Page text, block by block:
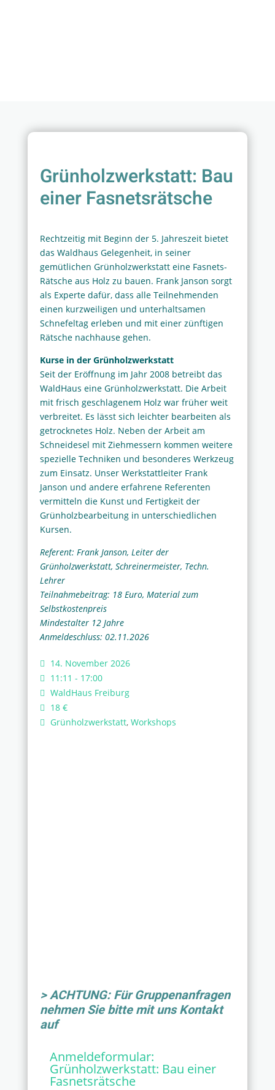
Grünholzwerkstatt: Bau
einer Fasnetsrätsche
Rechtzeitig mit Beginn der 5. Jahreszeit bietet
das Waldhaus Gelegenheit, in seiner
gemütlichen Grünholzwerkstatt eine Fasnets-
Rätsche aus Holz zu bauen. Frank Janson sorgt
als Experte dafür, dass alle Teilnehmenden
einen kurzweiligen und unterhaltsamen
Schnefeltag erleben und mit einer zünftigen
Rätsche nachhause gehen.
Kurse in der Grünholzwerkstatt
Seit der Eröffnung im Jahr 2008 betreibt das
WaldHaus eine Grünholzwerkstatt. Die Arbeit
mit frisch geschlagenem Holz war früher weit
verbreitet. Es lässt sich leichter bearbeiten als
getrocknetes Holz. Neben der Arbeit am
Schneidesel mit Ziehmessern kommen weitere
spezielle Techniken und besonderes Werkzeug
zum Einsatz. Unser Werkstattleiter Frank
Janson und andere erfahrene Referenten
vermitteln die Kunst und Fertigkeit der
Grünholzbearbeitung in unterschiedlichen
Kursen.
Referent: Frank Janson, Leiter der
Grünholzwerkstatt, Schreinermeister, Techn.
Lehrer
Teilnahmebeitrag: 18 Euro, Material zum
Selbstkostenpreis
Mindestalter 12 Jahre
Anmeldeschluss: 02.11.2026
14. November 2026
11:11 - 17:00
WaldHaus Freiburg
18 €
Grünholzwerkstatt, Workshops
> ACHTUNG: Für Gruppenanfragen
nehmen Sie bitte mit uns Kontakt
auf
Anmeldeformular:
Grünholzwerkstatt: Bau einer
Fasnetsrätsche